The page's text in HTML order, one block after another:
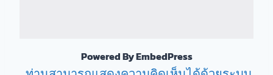
Powered By EmbedPress